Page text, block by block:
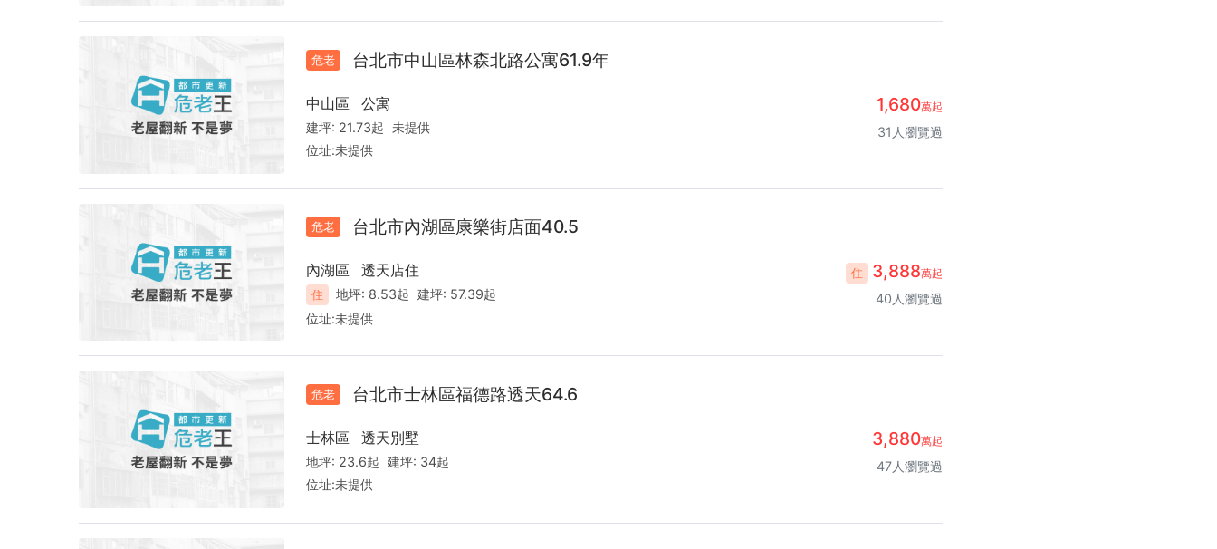
危老 台北市中山區林森北路公寓61.9年
1,680萬起
31人瀏覽過
中山區 公寓
建坪: 21.73起 未提供
位址:未提供
危老 台北市內湖區康樂街店面40.5
住 3,888萬起
40人瀏覽過
內湖區 透天店住
住 地坪: 8.53起 建坪: 57.39起
位址:未提供
危老 台北市士林區福德路透天64.6
3,880萬起
47人瀏覽過
士林區 透天別墅
地坪: 23.6起 建坪: 34起
位址:未提供